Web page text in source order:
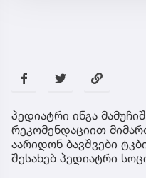
პედიატრი ინგა
რეკომენდაციით
აარიდონ ბავშვები
შესახებ პედიატრი